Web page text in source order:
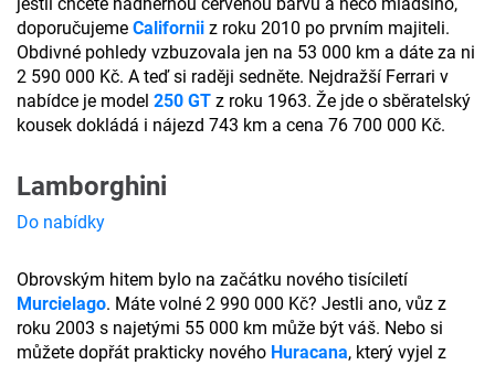
doporučujeme Californii z roku 2010 po prvním majiteli.
Obdivné pohledy vzbuzovala jen na 53 000 km a dáte za ni
2 590 000 Kč. A teď si raději sedněte. Nejdražší Ferrari v
nabídce je model 250 GT z roku 1963. Že jde o sběratelský
kousek dokládá i nájezd 743 km a cena 76 700 000 Kč.
Lamborghini
Do nabídky
Obrovským hitem bylo na začátku nového tisíciletí
Murcielago. Máte volné 2 990 000 Kč? Jestli ano, vůz z
roku 2003 s najetými 55 000 km může být váš. Nebo si
můžete dopřát prakticky nového Huracana, který vyjel z